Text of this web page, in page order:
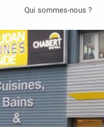
contenu
principal
Qui sommes-nous ?